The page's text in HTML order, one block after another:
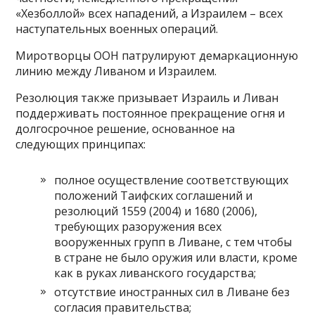
«Хезболлой» всех нападений, а Израилем – всех
наступательных военных операций.
Миротворцы ООН патрулируют демаркационную
линию между Ливаном и Израилем.
Резолюция также призывает Израиль и Ливан
поддерживать постоянное прекращение огня и
долгосрочное решение, основанное на
следующих принципах:
полное осуществление соответствующих
положений Таифских соглашений и
резолюций 1559 (2004) и 1680 (2006),
требующих разоружения всех
вооруженных групп в Ливане, с тем чтобы
в стране не было оружия или власти, кроме
как в руках ливанского государства;
отсутствие иностранных сил в Ливане без
согласия правительства;